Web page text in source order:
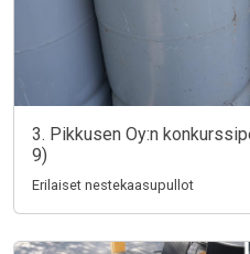
3. Pikkusen Oy:n
9)
Erilaiset nestekaasupullot